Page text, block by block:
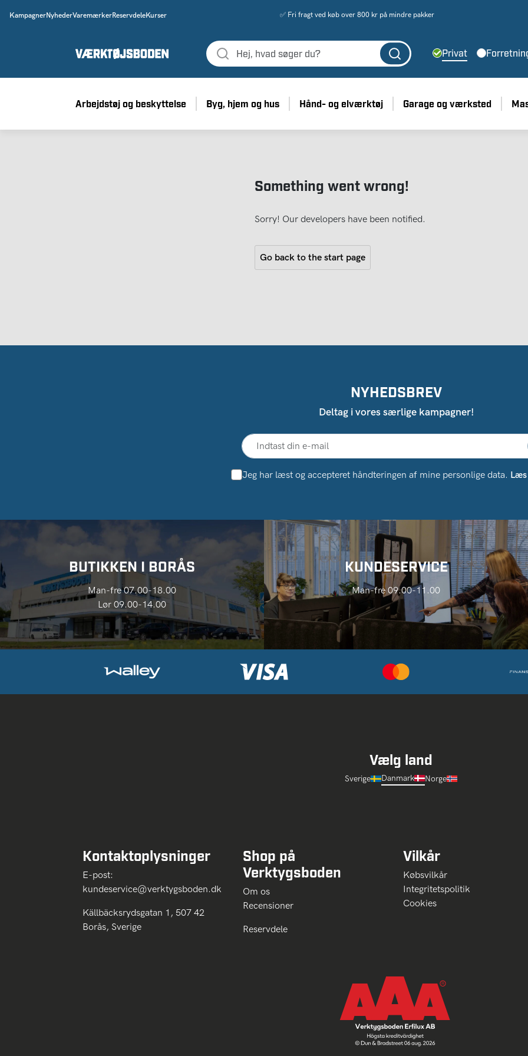
KampagnerNyhederVaremærkerReservdeleKurser ✅ Fri fragt ved køb over 800 kr på mindre pakker
Privat
Arbejdstøj og beskyttelse Byg, hjem og hus Hånd- og elværktøj Garage og værksted
Something went wrong!
Sorry! Our developers have been notified.
Go back to the start page
NYHEDSBREV
Deltag i vores særlige kampagner!
Jeg har læst og accepteret håndteringen af ​​mine personlige data.
BUTIKKEN I BORÅS
Man-fre 07.00-18.00
Lør 09.00-14.00
KUNDESERVICE
Man-fre 09.00-11.00
Vælg land
Sverige Danmark Norge
Kontaktoplysninger
E-post:
kundeservice@verktygsboden.dk
Källbäcksrydsgatan 1, 507 42
Borås, Sverige
Shop på
Verktygsboden
Om os
Recensioner
Reservdele
Vilkår
Købsvilkår
Integritetspolitik
Cookies